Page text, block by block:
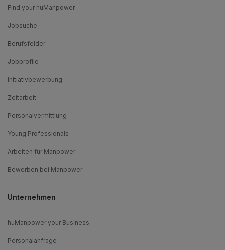
Find your huManpower
Jobsuche
Berufsfelder
Jobprofile
Initiativbewerbung
Zeitarbeit
Personalvermittlung
Young Professionals
Arbeiten für Manpower
Bewerben bei Manpower
Unternehmen
huManpower your Business
Personalanfrage